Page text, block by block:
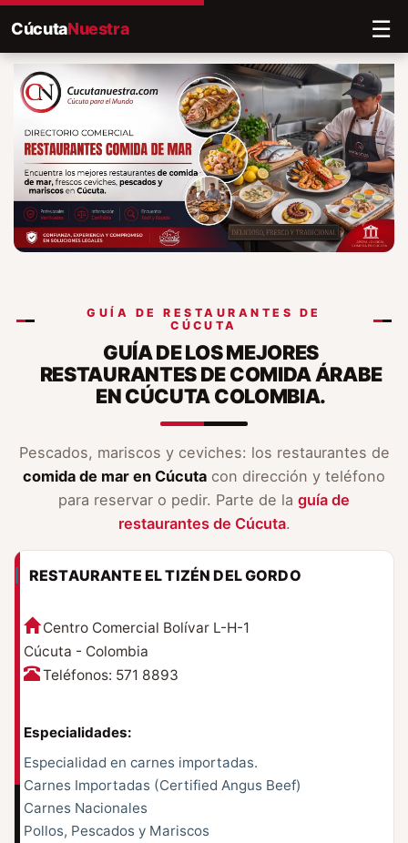
CúcutaNuestra ☰
GUÍA DE RESTAURANTES DE
CÚCUTA
GUÍA DE LOS MEJORES
RESTAURANTES DE COMIDA ÁRABE
EN CÚCUTA COLOMBIA.
Pescados, mariscos y ceviches: los restaurantes de
comida de mar en Cúcuta con dirección y teléfono
para reservar o pedir. Parte de la guía de
restaurantes de Cúcuta.
RESTAURANTE EL TIZÉN DEL GORDO
Centro Comercial Bolívar L-H-1
Cúcuta - Colombia
Teléfonos: 571 8893
Especialidades:
Especialidad en carnes importadas.
Carnes Importadas (Certified Angus Beef)
Carnes Nacionales
Pollos, Pescados y Mariscos